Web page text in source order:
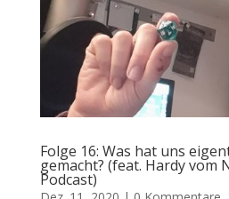
Folge 16: Was hat uns
gemacht? (feat. Hardy vom
Podcast)